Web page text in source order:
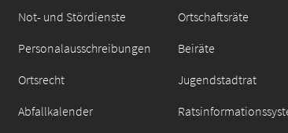
Not- und Stördienste
Personalausschreibungen
Ortsrecht
Abfallkalender
Ortschaftsräte
Beiräte
Jugendstadtrat